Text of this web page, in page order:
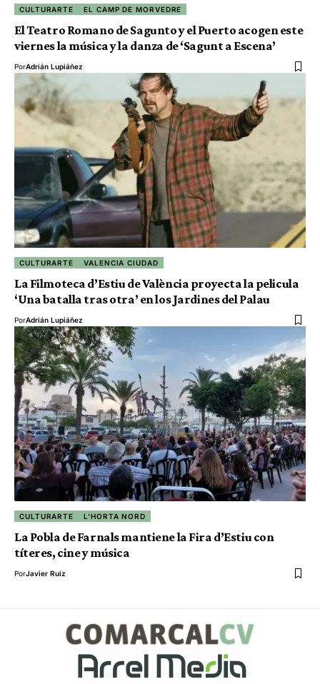
CULTURARTE EL CAMP DE MORVEDRE
El Teatro Romano de Sagunto y el Puerto acogen este
viernes la música y la danza de ‘Sagunt a Escena’
PorAdrián Lupiáñez
CULTURARTE VALENCIA CIUDAD
La Filmoteca d’Estiu de València proyecta la pelicula
‘Una batalla tras otra’ en los Jardines del Palau
PorAdrián Lupiáñez
CULTURARTE L'HORTA NORD
La Pobla de Farnals mantiene la Fira d’Estiu con
títeres, cine y música
PorJavier Ruiz